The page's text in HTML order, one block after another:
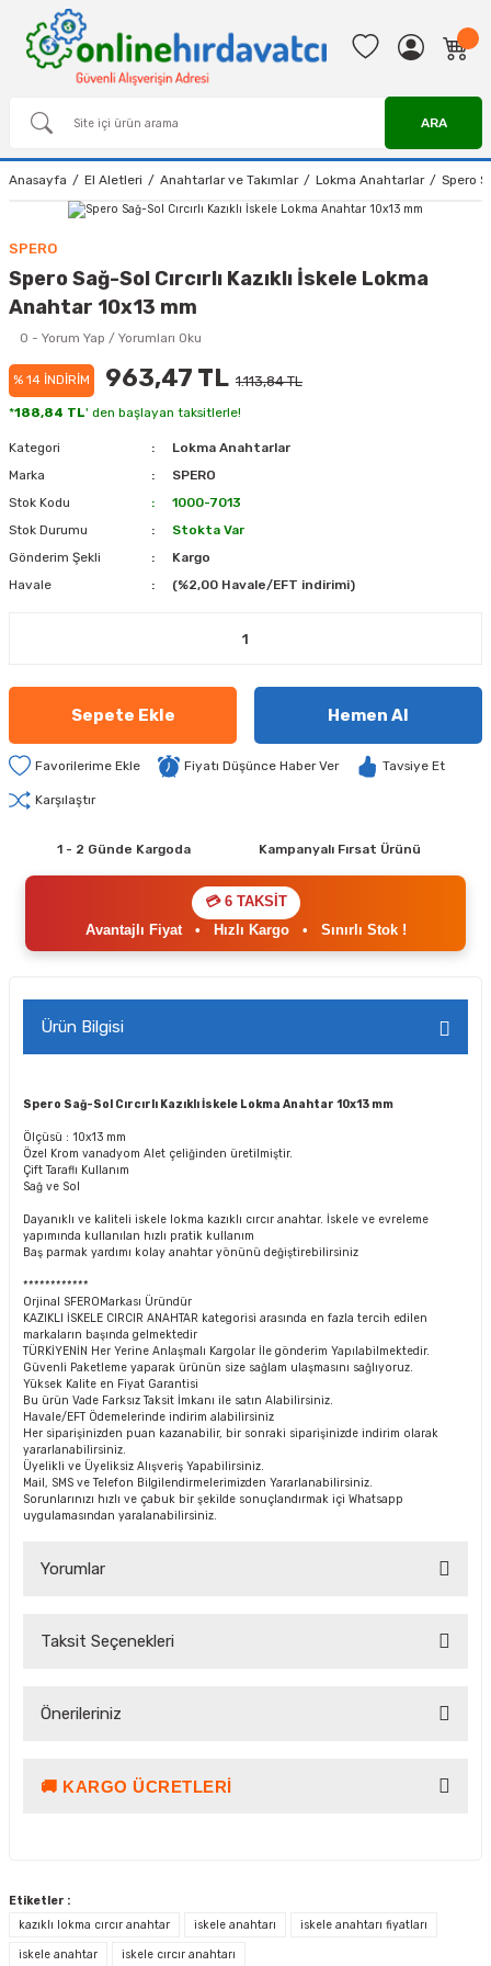
ARA
Anasayfa El Aletleri Anahtarlar ve Takımlar Lokma Anahtarlar Spero
SPERO
Spero Sağ-Sol Cırcırlı Kazıklı İskele Lokma
Anahtar 10x13 mm
0 - Yorum Yap / Yorumları Oku
% 14 İNDİRİM 963,47 TL 1.113,84 TL
*188,84 TL' den başlayan taksitlerle!
Kategori
Lokma Anahtarlar
Marka
SPERO
Stok Kodu
1000-7013
Stok Durumu
Stokta Var
Gönderim Şekli
Kargo
Havale
(%2,00 Havale/EFT indirimi)
Sepete Ekle Hemen Al
Fiyatı Düşünce Haber Ver Tavsiye Et
Karşılaştır
1 - 2 Günde Kargoda Kampanyalı Fırsat Ürünü
💳 6 TAKSİT
Avantajlı Fiyat• Hızlı Kargo• Sınırlı Stok !
Ürün Bilgisi
Spero Sağ-Sol Cırcırlı Kazıklı İskele Lokma Anahtar 10x13 mm
Ölçüsü : 10x13 mm
Özel Krom vanadyom Alet çeliğinden üretilmiştir.
Çift Taraflı Kullanım
Sağ ve Sol
Dayanıklı ve kaliteli iskele lokma kazıklı cırcır anahtar. İskele ve evreleme
yapımında kullanılan hızlı pratik kullanım
Baş parmak yardımı kolay anahtar yönünü değiştirebilirsiniz
************
Orjinal SFEROMarkası Üründür
KAZIKLI İSKELE CIRCIR ANAHTAR kategorisi arasında en fazla tercih edilen
markaların başında gelmektedir
TÜRKİYENİN Her Yerine Anlaşmalı Kargolar İle gönderim Yapılabilmektedir.
Güvenli Paketleme yaparak ürünün size sağlam ulaşmasını sağlıyoruz.
Yüksek Kalite en Fiyat Garantisi
Bu ürün Vade Farksız Taksit İmkanı ile satın Alabilirsiniz.
Havale/EFT Ödemelerinde indirim alabilirsiniz
Her siparişinizden puan kazanabilir, bir sonraki siparişinizde indirim olarak
yararlanabilirsiniz.
Üyelikli ve Üyeliksiz Alışveriş Yapabilirsiniz.
Mail, SMS ve Telefon Bilgilendirmelerimizden Yararlanabilirsiniz.
Sorunlarınızı hızlı ve çabuk bir şekilde sonuçlandırmak içi Whatsapp
uygulamasından yaralanabilirsiniz.
Yorumlar
Taksit Seçenekleri
Önerileriniz
Bu ürünün fiyat bilgisi, resim, ürün açıklamalarında ve diğer
🚚 KARGO ÜCRETLERI
4000 TL ve üzeri alışverişlerinizde, 15 Desi/Kg’ye kadar olan gönderileriniz
Etiketler :
kazıklı lokma cırcır anahtar
iskele anahtarı iskele anahtarı fiyatları
iskele anahtar iskele cırcır anahtarı